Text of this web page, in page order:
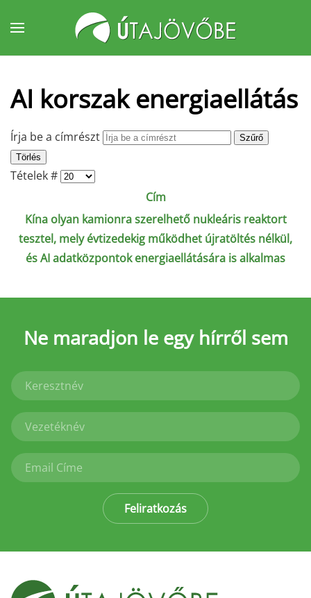
Fő tartalom átugrása
AI korszak energiaellátás
Írja be a címrészt
Szűrő
Törlés
Tételek #
Cím
Kína olyan kamionra szerelhető nukleáris reaktort
tesztel, mely évtizedekig működhet újratöltés nélkül,
és AI adatközpontok energiaellátására is alkalmas
Ne maradjon le egy hírről sem
Feliratkozás